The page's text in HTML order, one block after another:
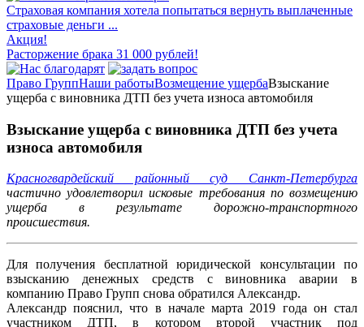
Страховая компания хотела попытаться вернуть выплаченные
страховые деньги ...
Акция!
Расторжение брака 31 000 рублей!
Право ГруппНаши работыВозмещение ущербаВзыскание
ущерба с виновника ДТП без учета износа автомобиля
Взыскание ущерба с виновника ДТП без учета
износа автомобиля
Красногвардейский районный суд Санкт-Петербурга
частично удовлетворил исковые требования по возмещению
ущерба в результате дорожно-транспортного
происшествия.
Для получения бесплатной юридической консультации по
взысканию денежных средств с виновника аварии в
компанию Право Групп снова обратился Александр.
Александр пояснил, что в начале марта 2019 года он стал
участником ДТП, в котором второй участник под